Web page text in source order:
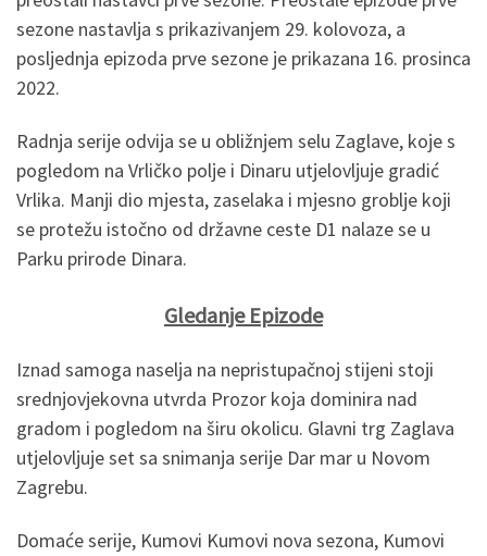
sezone nastavlja s prikazivanjem 29. kolovoza, a
posljednja epizoda prve sezone je prikazana 16. prosinca
2022.
Radnja serije odvija se u obližnjem selu Zaglave, koje s
pogledom na Vrličko polje i Dinaru utjelovljuje gradić
Vrlika. Manji dio mjesta, zaselaka i mjesno groblje koji
se protežu istočno od državne ceste D1 nalaze se u
Parku prirode Dinara.
Gledanje Epizode
Iznad samoga naselja na nepristupačnoj stijeni stoji
srednjovjekovna utvrda Prozor koja dominira nad
gradom i pogledom na širu okolicu. Glavni trg Zaglava
utjelovljuje set sa snimanja serije Dar mar u Novom
Zagrebu.
Domaće serije, Kumovi Kumovi nova sezona, Kumovi